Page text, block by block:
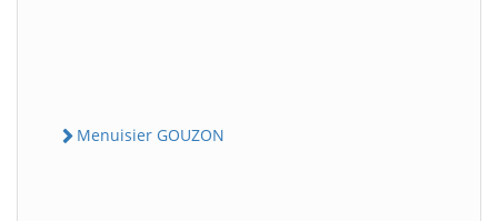
Menuisier GOUZON